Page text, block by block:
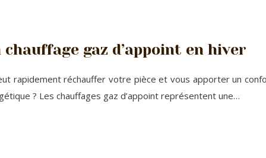
gaz d’appoint en hiver
rapidement réchauffer votre pièce et vous apporter un
? Les chauffages gaz d’appoint représentent une…